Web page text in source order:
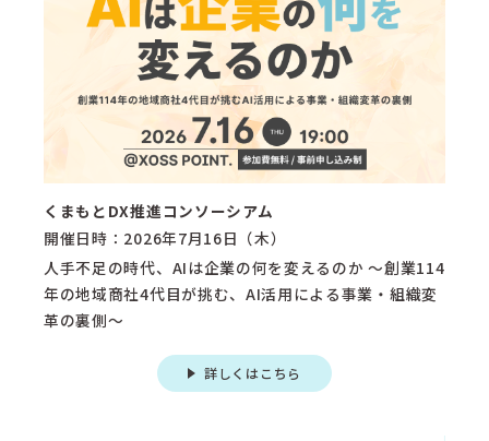
くまもとDX推進コンソーシアム
開催日時：2026年7月16日（木）
人手不足の時代、AIは企業の何を変えるのか 〜創業114
年の地域商社4代目が挑む、AI活用による事業・組織変
革の裏側〜
詳しくはこちら